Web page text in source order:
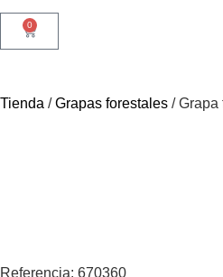
0
Tienda /Grapas forestales / Grapa
Referencia: 670360